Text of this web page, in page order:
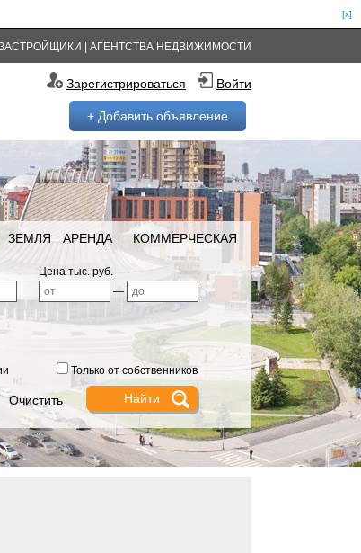
[x]
АГЕНТСТВА НЕДВИЖИМОСТИ
Зарегистрироваться Войти
+ Добавить объявление
ЗЕМЛЯ АРЕНДА КОММЕРЧЕСКАЯ
Цена тыс. руб.
—
Только от собственников
Очистить